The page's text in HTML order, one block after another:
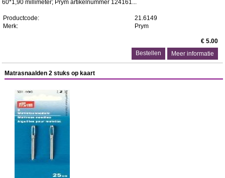
60*1,90 millimeter; Prym artikelnummer 124161...
Productcode:
21.6149
Merk:
Prym
€ 5.00
Meer informatie
Matrasnaalden 2 stuks op kaart